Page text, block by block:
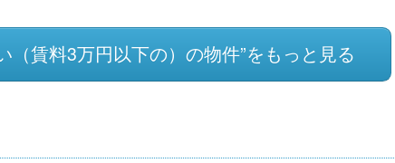
（賃料3万円以下の）の物件”をもっと見る